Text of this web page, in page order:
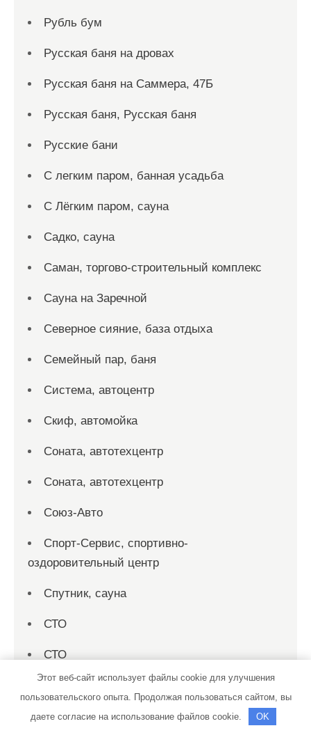
Рубль бум
Русская баня на дровах
Русская баня на Саммера, 47Б
Русская баня, Русская баня
Русские бани
С легким паром, банная усадьба
С Лёгким паром, сауна
Садко, сауна
Саман, торгово-строительный комплекс
Сауна на Заречной
Северное сияние, база отдыха
Семейный пар, баня
Система, автоцентр
Скиф, автомойка
Соната, автотехцентр
Соната, автотехцентр
Союз-Авто
Спорт-Сервис, спортивно-
оздоровительный центр
Спутник, сауна
СТО
СТО
СТО 19
СТО на совесть
Этот веб-сайт использует файлы cookie для улучшения
пользовательского опыта. Продолжая пользоваться сайтом, вы
даете согласие на использование файлов cookie.
OK